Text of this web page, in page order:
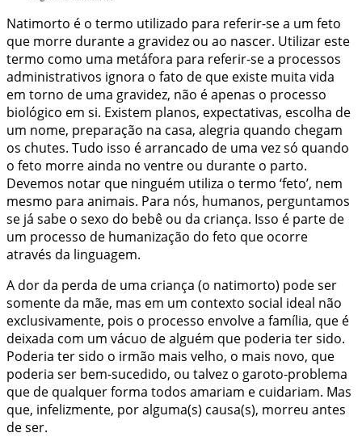
Natimorto é o termo utilizado para referir-se a um feto
que morre durante a gravidez ou ao nascer. Utilizar este
termo como uma metáfora para referir-se a processos
administrativos ignora o fato de que existe muita vida
em torno de uma gravidez, não é apenas o processo
biológico em si. Existem planos, expectativas, escolha de
um nome, preparação na casa, alegria quando chegam
os chutes. Tudo isso é arrancado de uma vez só quando
o feto morre ainda no ventre ou durante o parto.
Devemos notar que ninguém utiliza o termo ‘feto’, nem
mesmo para animais. Para nós, humanos, perguntamos
se já sabe o sexo do bebê ou da criança. Isso é parte de
um processo de humanização do feto que ocorre
através da linguagem.
A dor da perda de uma criança (o natimorto) pode ser
somente da mãe, mas em um contexto social ideal não
exclusivamente, pois o processo envolve a família, que é
deixada com um vácuo de alguém que poderia ter sido.
Poderia ter sido o irmão mais velho, o mais novo, que
poderia ser bem-sucedido, ou talvez o garoto-problema
que de qualquer forma todos amariam e cuidariam. Mas
que, infelizmente, por alguma(s) causa(s), morreu antes
de ser.